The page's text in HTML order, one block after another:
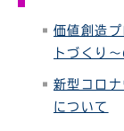
価値創造
トづくり
新型コロ
について